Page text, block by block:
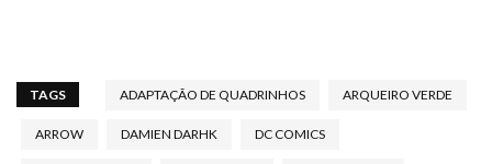
TAGS ADAPTAÇÃO DE QUADRINHOS ARQUEIRO VERDE
ARROW DAMIEN DARHK DC COMICS